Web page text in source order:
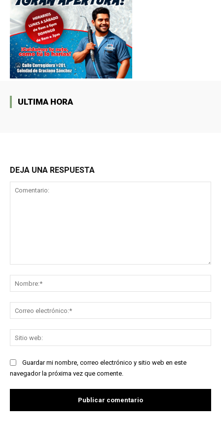
ULTIMA HORA
DEJA UNA RESPUESTA
Guardar mi nombre, correo electrónico y sitio web en este
navegador la próxima vez que comente.